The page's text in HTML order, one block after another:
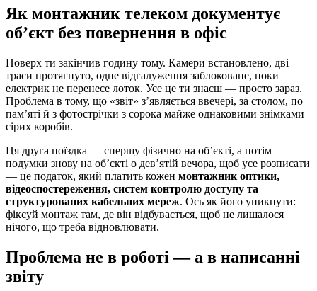
Як монтажник телеком документує
об’єкт без повернення в офіс
Поверх ти закінчив годину тому. Камери встановлено, дві
траси протягнуто, одне відгалуження заблоковане, поки
електрик не перенесе лоток. Усе це ти знаєш — просто зараз.
Проблема в тому, що «звіт» з’являється ввечері, за столом, по
пам’яті й з фотострічки з сорока майже однаковими знімками
сірих коробів.
Ця друга поїздка — спершу фізично на об’єкті, а потім
подумки знову на об’єкті о дев’ятій вечора, щоб усе розписати
— це податок, який платить кожен монтажник оптики,
відеоспостереження, систем контролю доступу та
структурованих кабельних мереж. Ось як його уникнути:
фіксуй монтаж там, де він відбувається, щоб не лишалося
нічого, що треба відновлювати.
Проблема не в роботі — а в написанні
звіту